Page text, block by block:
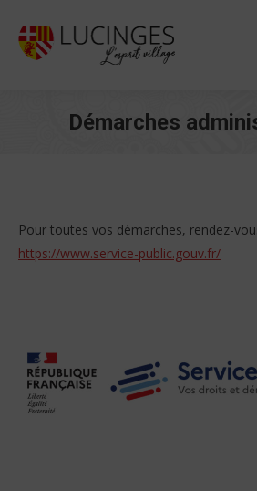
Démarches
Pour toutes vos démarches, rendez-
https://www.service-public.gouv.fr/